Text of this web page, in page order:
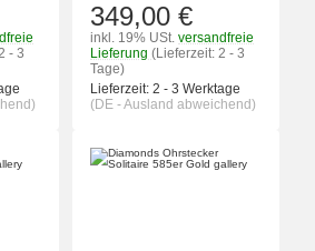
- 3
349,00 €
inkl. 19% USt. versandfreie
Lieferung (Lieferzeit: 2 - 3
Tage)
Lieferzeit: 2 - 3 Werktage
(DE - Ausland abweichend)